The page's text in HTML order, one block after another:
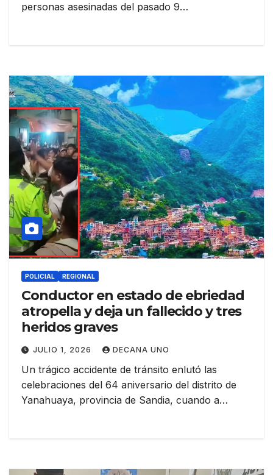
personas asesinadas del pasado 9…
POLICIAL REGIONAL
Conductor en estado de ebriedad
atropella y deja un fallecido y tres
heridos graves
JULIO 1, 2026 DECANA UNO
Un trágico accidente de tránsito enlutó las
celebraciones del 64 aniversario del distrito de
Yanahuaya, provincia de Sandia, cuando a…